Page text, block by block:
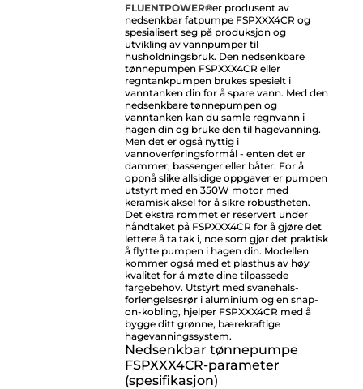
FLUENTPOWER®er produsent av
nedsenkbar fatpumpe FSPXXX4CR og
spesialisert seg på produksjon og
utvikling av vannpumper til
husholdningsbruk. Den nedsenkbare
tønnepumpen FSPXXX4CR eller
regntankpumpen brukes spesielt i
vanntanken din for å spare vann. Med den
nedsenkbare tønnepumpen og
vanntanken kan du samle regnvann i
hagen din og bruke den til hagevanning.
Men det er også nyttig i
vannoverføringsformål - enten det er
dammer, bassenger eller båter. For å
oppnå slike allsidige oppgaver er pumpen
utstyrt med en 350W motor med
keramisk aksel for å sikre robustheten.
Det ekstra rommet er reservert under
håndtaket på FSPXXX4CR for å gjøre det
lettere å ta tak i, noe som gjør det praktisk
å flytte pumpen i hagen din. Modellen
kommer også med et plasthus av høy
kvalitet for å møte dine tilpassede
fargebehov. Utstyrt med svanehals-
forlengelsesrør i aluminium og en snap-
on-kobling, hjelper FSPXXX4CR med å
bygge ditt grønne, bærekraftige
hagevanningssystem.
Nedsenkbar tønnepumpe
FSPXXX4CR-parameter
(spesifikasjon)